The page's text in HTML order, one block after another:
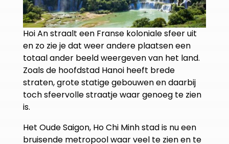
Hoi An straalt een Franse koloniale sfeer uit
en zo zie je dat weer andere plaatsen een
totaal ander beeld weergeven van het land.
Zoals de hoofdstad Hanoi heeft brede
straten, grote statige gebouwen en daarbij
toch sfeervolle straatje waar genoeg te zien
is.
Het Oude Saigon, Ho Chi Minh stad is nu een
bruisende metropool waar veel te zien en te